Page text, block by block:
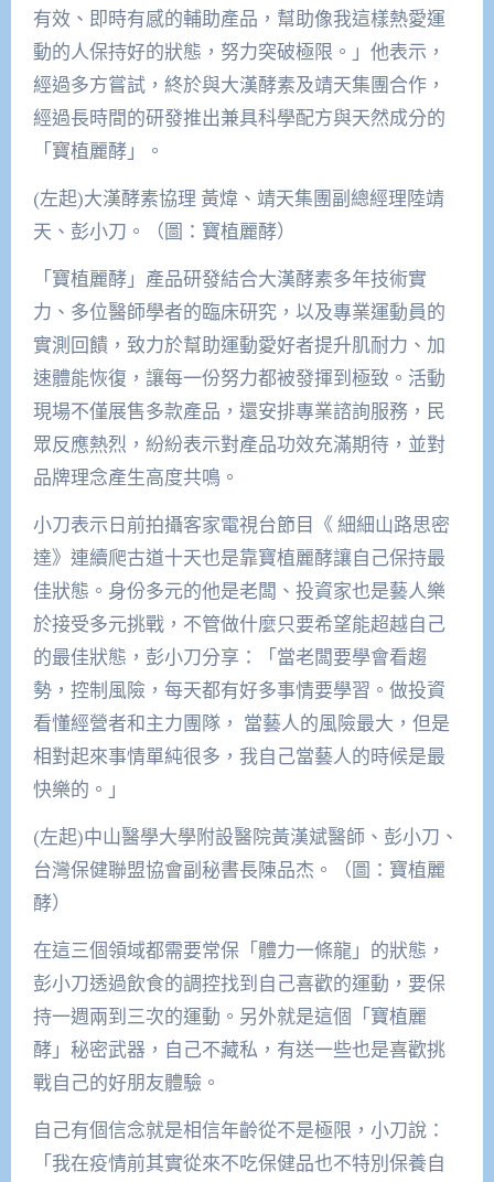
有效、即時有感的輔助產品，幫助像我這樣熱愛運
動的人保持好的狀態，努力突破極限。」他表示，
經過多方嘗試，終於與大漢酵素及靖天集團合作，
經過長時間的研發推出兼具科學配方與天然成分的
「寶植麗酵」。
(左起)大漢酵素協理 黃煒、靖天集團副總經理陸靖
天、彭小刀。（圖：寶植麗酵）
「寶植麗酵」產品研發結合大漢酵素多年技術實
力、多位醫師學者的臨床研究，以及專業運動員的
實測回饋，致力於幫助運動愛好者提升肌耐力、加
速體能恢復，讓每一份努力都被發揮到極致。活動
現場不僅展售多款產品，還安排專業諮詢服務，民
眾反應熱烈，紛紛表示對產品功效充滿期待，並對
品牌理念產生高度共鳴。
小刀表示日前拍攝客家電視台節目《 細細山路思密
達》連續爬古道十天也是靠寶植麗酵讓自己保持最
佳狀態。身份多元的他是老闆、投資家也是藝人樂
於接受多元挑戰，不管做什麼只要希望能超越自己
的最佳狀態，彭小刀分享：「當老闆要學會看趨
勢，控制風險，每天都有好多事情要學習。做投資
看懂經營者和主力團隊， 當藝人的風險最大，但是
相對起來事情單純很多，我自己當藝人的時候是最
快樂的。」
(左起)中山醫學大學附設醫院黃漢斌醫師、彭小刀、
台灣保健聯盟協會副秘書長陳品杰。（圖：寶植麗
酵）
在這三個領域都需要常保「體力一條龍」的狀態，
彭小刀透過飲食的調控找到自己喜歡的運動，要保
持一週兩到三次的運動。另外就是這個「寶植麗
酵」秘密武器，自己不藏私，有送一些也是喜歡挑
戰自己的好朋友體驗。
自己有個信念就是相信年齡從不是極限，小刀說：
「我在疫情前其實從來不吃保健品也不特別保養自